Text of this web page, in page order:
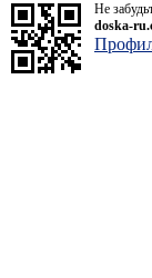
Не
doska-